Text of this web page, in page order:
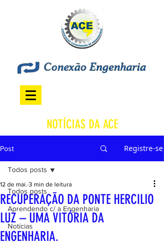
NOTÍCIAS DA ACE
Post Registre-se
Todos posts
Aprendendo c/ a Engenharia
Notícias
Todos posts
RECUPERAÇÃO DA PONTE HERCILIO
LUZ – UMA VITÓRIA DA
ENGENHARIA.
12 de mai. 3 min de leitura